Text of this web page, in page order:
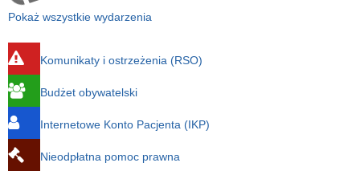
Pokaż wszystkie wydarzenia
Komunikaty i ostrzeżenia (RSO)
Budżet obywatelski
Internetowe Konto Pacjenta (IKP)
Nieodpłatna pomoc prawna